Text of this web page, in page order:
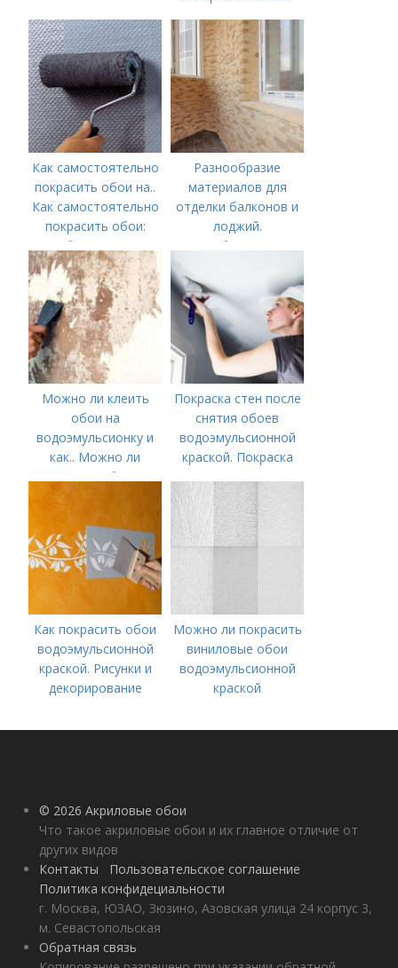
Как самостоятельно
покрасить обои на..
Как самостоятельно
покрасить обои:
выбор краски и
обоев, технология
окрашивания в один
или несколько
цветов
Разнообразие
материалов для
отделки балконов и
лоджий.
Особенности
Можно ли клеить
обои на
водоэмульсионку и
как.. Можно ли
наклеить обои на
водоэмульсионную
краску
Покраска стен после
снятия обоев
водоэмульсионной
краской. Покраска
обоев – пошаговая
инструкция
Как покрасить обои
водоэмульсионной
краской. Рисунки и
декорирование
Можно ли покрасить
виниловые обои
водоэмульсионной
краской
© 2026 Акриловые обои
Что такое акриловые обои и их главное отличие от
других видов
Контакты
Пользовательское соглашение
Политика конфидециальности
г. Москва, ЮЗАО, Зюзино, Азовская улица 24 корпус 3,
м. Севастопольская
Обратная связь